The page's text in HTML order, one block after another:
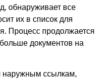
обнаруживает все
их в список для
Процесс продолжается
документов на
наружным ссылкам,